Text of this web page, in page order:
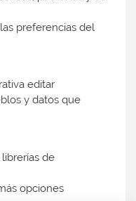
preferencias del
editar
y datos que
de
opciones